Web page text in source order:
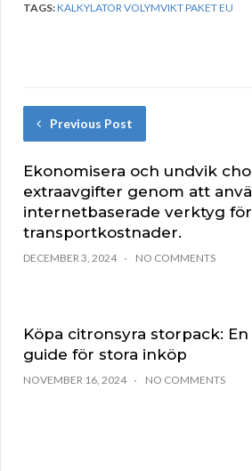
TAGS:KALKYLATOR VOLYMVIKT PAKET EU
Previous Post
Ekonomisera och undvik
extraavgifter genom att
internetbaserade verktyg
transportkostnader.
DECEMBER 3, 2024 NO COMMENTS
Köpa citronsyra storpack:
guide för stora inköp
NOVEMBER 16, 2024 NO COMMENTS